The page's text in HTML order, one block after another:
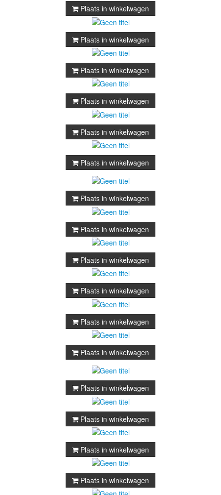
Plaats in winkelwagen
Plaats in winkelwagen
Plaats in winkelwagen
Plaats in winkelwagen
Plaats in winkelwagen
Plaats in winkelwagen
Plaats in winkelwagen
Plaats in winkelwagen
Plaats in winkelwagen
Plaats in winkelwagen
Plaats in winkelwagen
Plaats in winkelwagen
Plaats in winkelwagen
Plaats in winkelwagen
Plaats in winkelwagen
Plaats in winkelwagen